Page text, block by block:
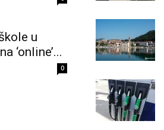
u
‘online’...
0